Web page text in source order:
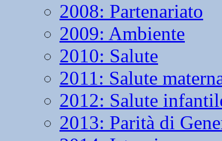
2008: Partenariato
2009: Ambiente
2010: Salute
2011: Salute
2012: Salute
2013: Parità di